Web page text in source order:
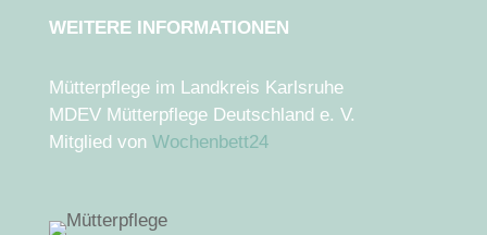
WEITERE INFORMATIONEN
Mütterpflege im Landkreis Karlsruhe
MDEV Mütterpflege Deutschland e. V.
Mitglied von Wochenbett24